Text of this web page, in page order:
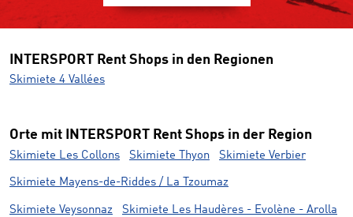
INTERSPORT Rent Shops in den Regionen
Skimiete 4 Vallées
Orte mit INTERSPORT Rent Shops in der Region
Skimiete Les Collons Skimiete Thyon Skimiete Verbier
Skimiete Mayens-de-Riddes / La Tzoumaz
Skimiete Veysonnaz Skimiete Les Haudères - Evolène - Arolla